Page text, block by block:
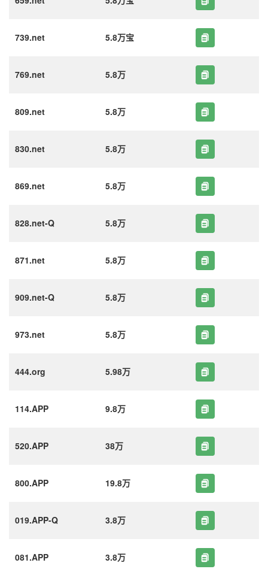
739.net 5.8万宝
769.net 5.8万
809.net 5.8万
830.net 5.8万
869.net 5.8万
828.net-Q 5.8万
871.net 5.8万
909.net-Q 5.8万
973.net 5.8万
444.org 5.98万
114.APP 9.8万
520.APP 38万
800.APP 19.8万
019.APP-Q 3.8万
081.APP 3.8万